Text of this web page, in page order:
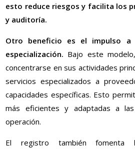
esto reduce riesgos y facilita los
y auditoría.
Otro beneficio es el impulso a
especialización. Bajo este
concentrarse en sus actividades
servicios especializados a
capacidades específicas. Esto
más eficientes y adaptadas a
operación.
El registro también fomenta